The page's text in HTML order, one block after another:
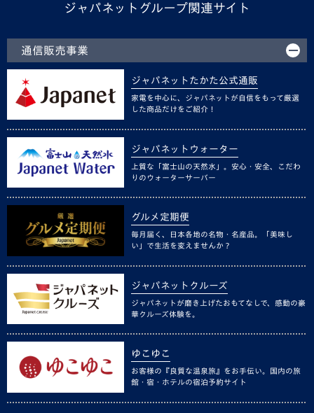
ジャパネットグループ関連サイト
通信販売事業
ジャパネットたかた公式通販
家電を中心に、ジャパネットが自信をもって厳選
した商品だけをご紹介！
ジャパネットウォーター
上質な「富士山の天然水」。安心・安全、こだわ
りのウォーターサーバー
グルメ定期便
毎月届く、日本各地の名物・名産品。「美味し
い」で生活を変えませんか？
ジャパネットクルーズ
ジャパネットが磨き上げたおもてなしで、感動の豪
華クルーズ体験を。
ゆこゆこ
お客様の『良質な温泉旅』をお手伝い。国内の旅
館・宿・ホテルの宿泊予約サイト